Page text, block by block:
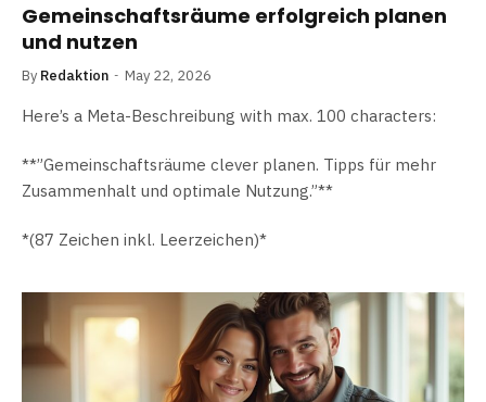
Gemeinschaftsräume erfolgreich planen
und nutzen
By Redaktion May 22, 2026
Here’s a Meta-Beschreibung with max. 100 characters:
**”Gemeinschaftsräume clever planen. Tipps für mehr
Zusammenhalt und optimale Nutzung.”**
*(87 Zeichen inkl. Leerzeichen)*